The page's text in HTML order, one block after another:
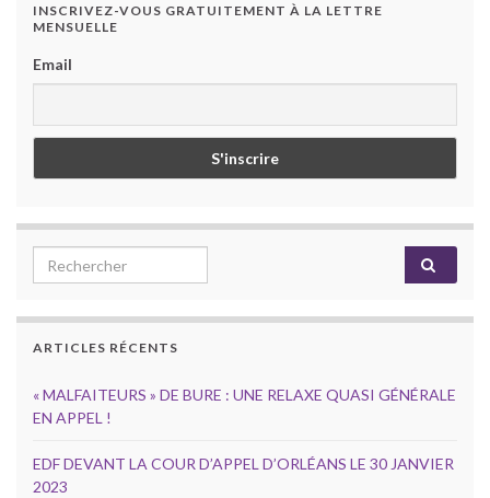
INSCRIVEZ-VOUS GRATUITEMENT À LA LETTRE
MENSUELLE
Email
Search for:
ARTICLES RÉCENTS
« MALFAITEURS » DE BURE : UNE RELAXE QUASI GÉNÉRALE
EN APPEL !
EDF DEVANT LA COUR D’APPEL D’ORLÉANS LE 30 JANVIER
2023